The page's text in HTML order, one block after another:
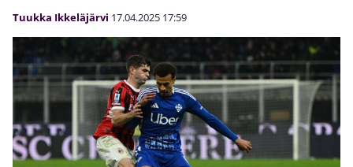
Tuukka Ikkeläjärvi 17.04.2025 17:59